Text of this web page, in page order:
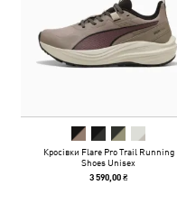
Кросівки Flare Pro Trail Running
Shoes Unisex
3 590,00 ₴